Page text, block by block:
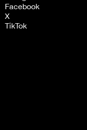
Facebook
X
TikTok